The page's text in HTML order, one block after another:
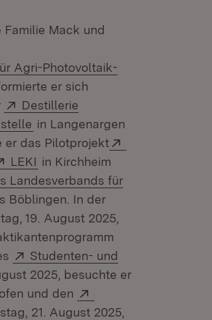
Familie Mack und
in neuem Fenster)
Agri-Photovoltaik-
er sich
Extern:
Destillerie
(Öffnet in neuem Fenster)
in Langenargen
er das Pilotprojekt
Extern:
LEKI (Öffnet in neuem Fenster)
in Kirchheim
Landesverbands für
Böblingen. In der
19. August 2025,
Extern:
Studenten- und
2025, besuchte er
und den
21. August 2025,